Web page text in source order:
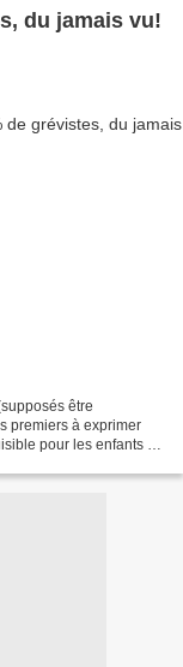
du jamais vu!
être
premiers à exprimer
pour les enfants et